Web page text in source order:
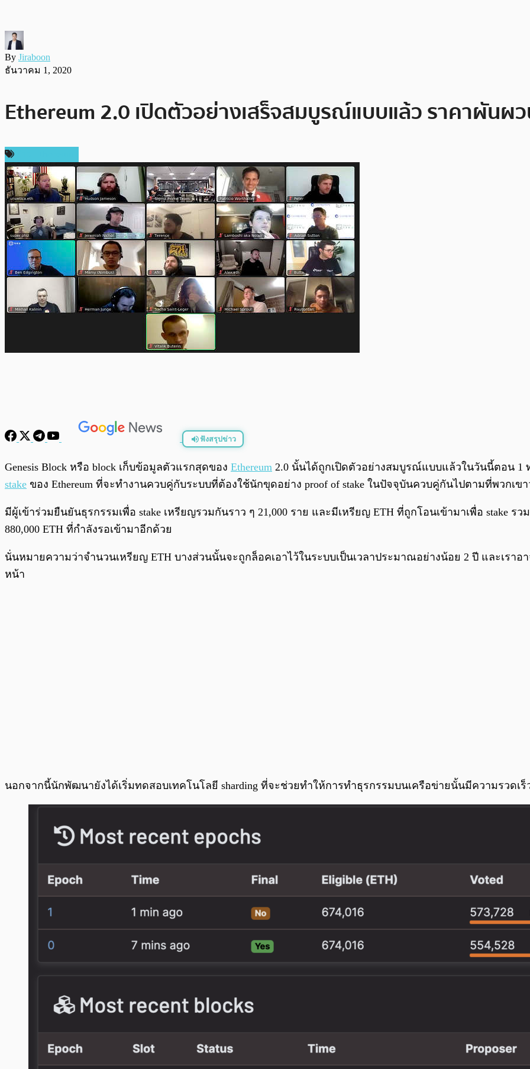
By Jiraboon
ธันวาคม 1, 2020
Ethereum 2.0 เปิดตัวอย่างเสร็จสมบูรณ์แบบแล้ว ราคาผันผ
ฟังสรุปข่าว
พร้อมเล่น
Genesis Block หรือ block เก็บข้อมูลตัวแรกสุดของ Ethereum 2.0 นั้นได้ถูกเปิดตัวอย่างสมบูรณ์แบบแล้วในวันนี้ตอน 1
stake ของ Ethereum ที่จะทำงานควบคู่กับระบบที่ต้องใช้นักขุดอย่าง proof of stake ในปัจจุบันควบคู่กันไปตามที่พวกเข
มีผู้เข้าร่วมยืนยันธุรกรรมเพื่อ stake เหรียญรวมกันราว ๆ 21,000 ราย และมีเหรียญ ETH ที่ถูกโอนเข้ามาเพื่อ stake รว
880,000 ETH ที่กำลังรอเข้ามาอีกด้วย
นั่นหมายความว่าจำนวนเหรียญ ETH บางส่วนนั้นจะถูกล็อคเอาไว้ในระบบเป็นเวลาประมาณอย่างน้อย 2 ปี และเรา
หน้า
นอกจากนี้นักพัฒนายังได้เริ่มทดสอบเทคโนโลยี sharding ที่จะช่วยทำให้การทำธุรกรรมบนเครือข่ายนั้นมีความรวดเ